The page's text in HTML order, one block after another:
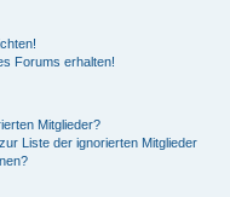
Forums erhalten!
Mitglieder?
Liste der ignorierten Mitglieder